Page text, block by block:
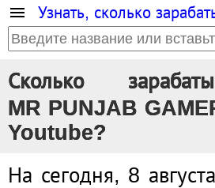
Узнать, сколько
Сколько
MR PUNJAB
Youtube?
На сегодня, 8